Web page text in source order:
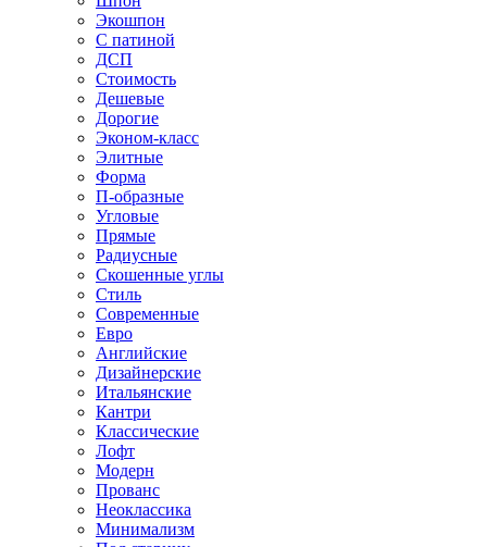
Экошпон
С патиной
ДСП
Стоимость
Дешевые
Дорогие
Эконом-класс
Элитные
Форма
П-образные
Угловые
Прямые
Радиусные
Скошенные углы
Стиль
Современные
Евро
Английские
Дизайнерские
Итальянские
Кантри
Классические
Лофт
Модерн
Прованс
Неоклассика
Минимализм